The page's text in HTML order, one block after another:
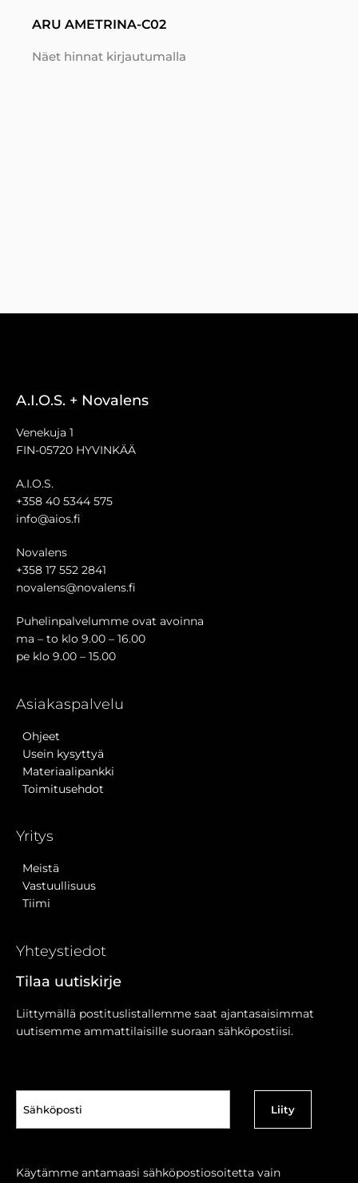
ARU AMETRINA-C02
Näet hinnat kirjautumalla
A.I.O.S. + Novalens
Venekuja 1
FIN-05720 HYVINKÄÄ
A.I.O.S.
+358 40 5344 575
info@aios.fi
Novalens
+358 17 552 2841
novalens@novalens.fi
Puhelinpalvelumme ovat avoinna
ma – to klo 9.00 – 16.00
pe klo 9.00 – 15.00
Asiakaspalvelu
Ohjeet
Usein kysyttyä
Materiaalipankki
Toimitusehdot
Yritys
Meistä
Vastuullisuus
Tiimi
Yhteystiedot
Tilaa uutiskirje
Liittymällä postituslistallemme saat ajantasaisimmat
uutisemme ammattilaisille suoraan sähköpostiisi.
(Pakollinen)
Käytämme antamaasi sähköpostiosoitetta vain